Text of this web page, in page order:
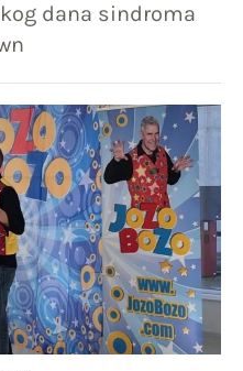
dana sindroma